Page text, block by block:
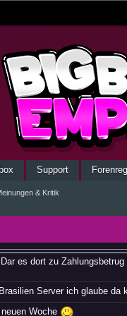
Support
& Kritik
es dort zu
Server ich glaube da
Woche